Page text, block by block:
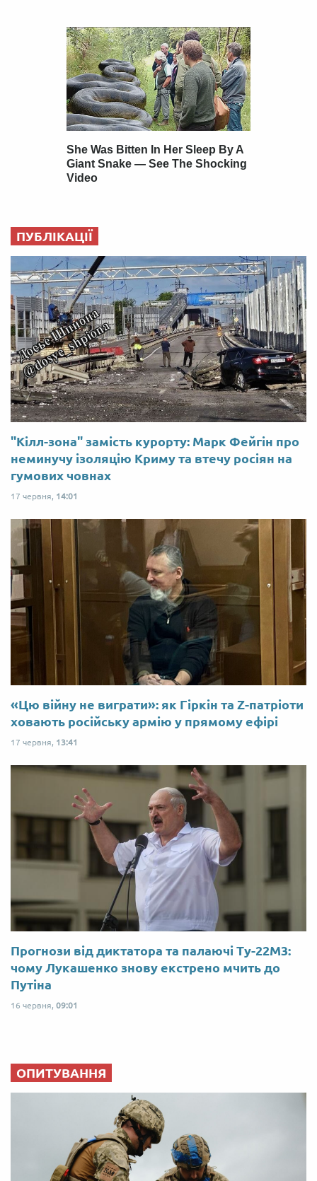
ПУБЛІКАЦІЇ
"Кілл-зона" замість курорту: Марк Фейгін про
неминучу ізоляцію Криму та втечу росіян на
гумових човнах
17 червня, 14:01
«Цю війну не виграти»: як Гіркін та Z-патріоти
ховають російську армію у прямому ефірі
17 червня, 13:41
Прогнози від диктатора та палаючі Ту-22М3:
чому Лукашенко знову екстрено мчить до
Путіна
16 червня, 09:01
ОПИТУВАННЯ